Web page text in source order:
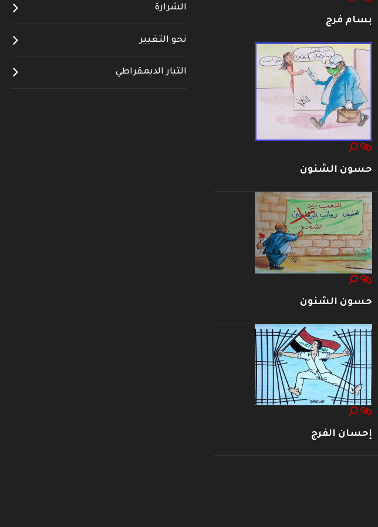
بسام فرج
حسون الشنون
حسون الشنون
إحسان الفرج
الشرارة
نحو التغيير
التيار الديمقراطي